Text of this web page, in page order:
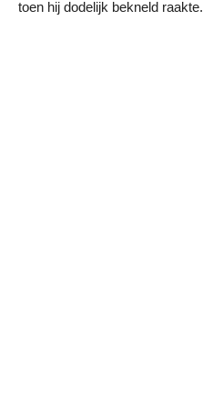
toen hij dodelijk bekneld raakte.